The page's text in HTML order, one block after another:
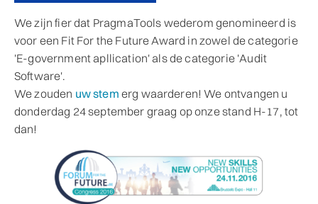
We zijn fier dat PragmaTools wederom genomineerd is
voor een Fit For the Future Award in zowel de categorie
'E-government apllication' als de categorie 'Audit
Software'.
We zouden uw stem erg waarderen! We ontvangen u
donderdag 24 september graag op onze stand H-17, tot
dan!